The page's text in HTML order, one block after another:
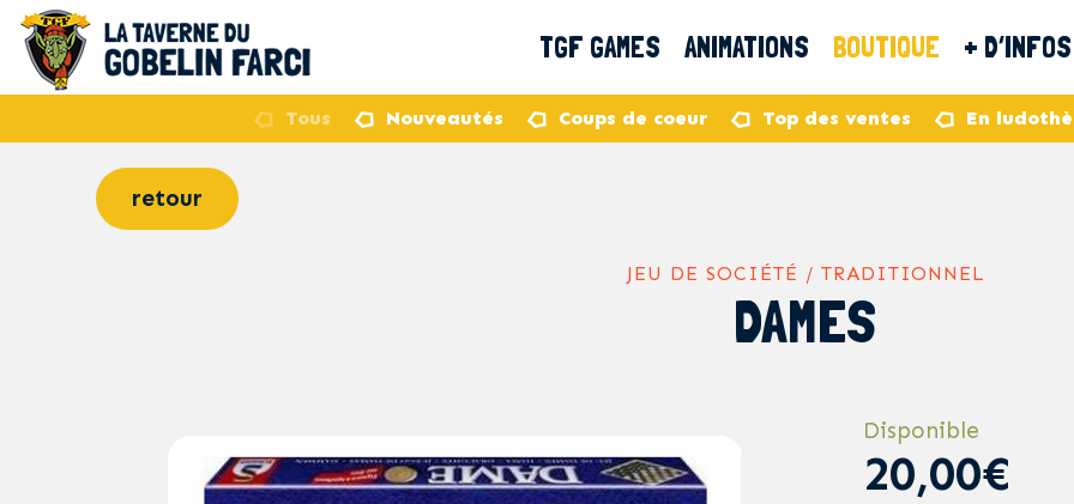
TGF GAMES ANIMATIONS BOUTIQUE + D’INFOS
Tous Nouveautés Coups de coeur Top des ventes En
retour
JEU DE SOCIÉTÉ / TRADITIONNEL
DAMES
Disponible
20,00€